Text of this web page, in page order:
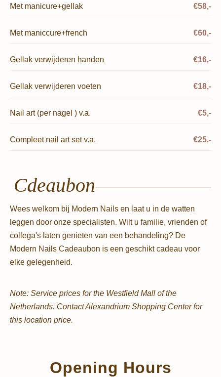
Met manicure+gellak €58,-
Met maniccure+french €60,-
Gellak verwijderen handen €16,-
Gellak verwijderen voeten €18,-
Nail art (per nagel ) v.a. €5,-
Compleet nail art set v.a. €25,-
Cdeaubon
Wees welkom bij Modern Nails en laat u in de watten
leggen door onze specialisten. Wilt u familie, vrienden of
collega's laten genieten van een behandeling? De
Modern Nails Cadeaubon is een geschikt cadeau voor
elke gelegenheid.
Note: Service prices for the Westfield Mall of the
Netherlands. Contact Alexandrium Shopping Center for
this location price.
Opening Hours